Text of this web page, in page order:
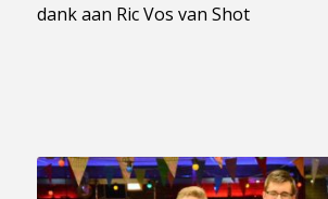
dank aan Ric Vos van Shot